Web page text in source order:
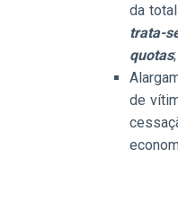
da
trata-
quotas;
de